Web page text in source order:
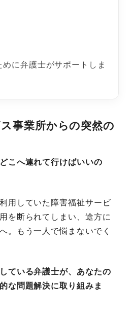
に弁護士がサポートしま
事業所からの突然の
こへ連れて行けばいいの
用していた障害福祉サービ
を断られてしまい、途方に
。もう一人で悩まないでく
ている弁護士が、あなたの
な問題解決に取り組みま